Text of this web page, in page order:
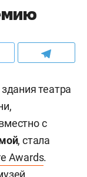
театра
с
, стала
Awards.